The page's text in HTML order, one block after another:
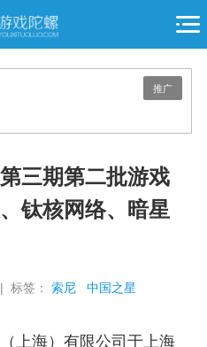
推广
三期第二批游戏
钛核网络、暗星
| 标签：索尼 中国之星
上海）有限公司于上海